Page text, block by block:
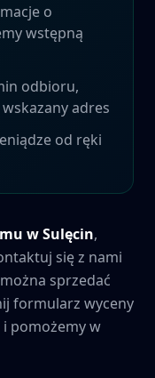
o
wstępną
odbioru,
adres
od ręki
wSulęcin,
się z nami
sprzedać
formularz wyceny
pomożemy w